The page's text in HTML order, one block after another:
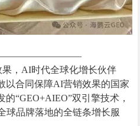
，AI时代全球化增长伙伴
以合同保障AI营销效果的国家
“GEO+AIEO”双引擎技术，
球品牌落地的全链条增长服